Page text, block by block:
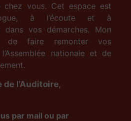
chez vous. Cet espace est
à l’écoute et à
dans vos démarches. Mon
de faire remonter vos
nationale et de
de l’Auditoire,
par mail ou par